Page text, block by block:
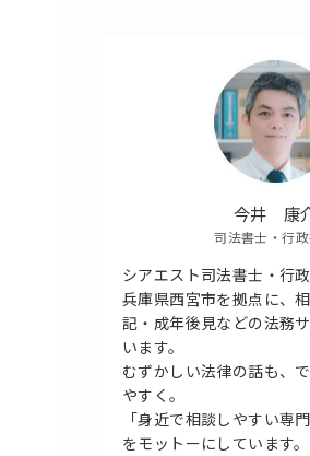
今井 康
司法書士・行
シアエスト司法書士・行
兵庫県西宮市を拠点に、
記・成年後見などの法務
います。
むずかしい法律の話も、
やすく。
「身近で相談しやすい専
をモットーにしています。